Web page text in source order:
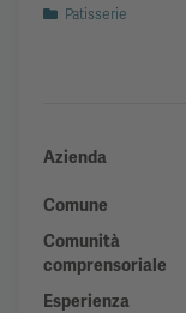
Patisserie
Azienda
Comune
Comunità
comprensoriale
Esperienza